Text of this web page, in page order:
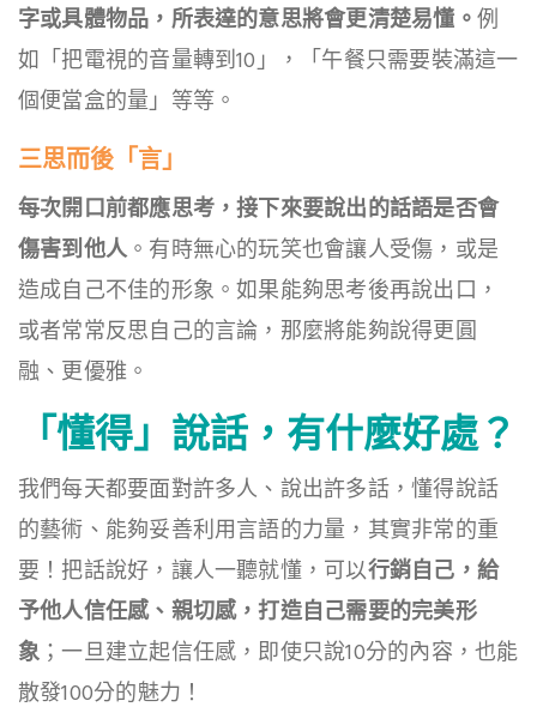
字或具體物品，所表達的意思將會更清楚易懂。例
如「把電視的音量轉到10」，「午餐只需要裝滿這一
個便當盒的量」等等。
三思而後「言」
每次開口前都應思考，接下來要說出的話語是否會
傷害到他人。有時無心的玩笑也會讓人受傷，或是
造成自己不佳的形象。如果能夠思考後再說出口，
或者常常反思自己的言論，那麼將能夠說得更圓
融、更優雅。
「懂得」說話，有什麼好處？
我們每天都要面對許多人、說出許多話，懂得說話
的藝術、能夠妥善利用言語的力量，其實非常的重
要！把話說好，讓人一聽就懂，可以行銷自己，給
予他人信任感、親切感，打造自己需要的完美形
象 ；一旦建立起信任感，即使只說10分的內容，也能
散發100分的魅力！